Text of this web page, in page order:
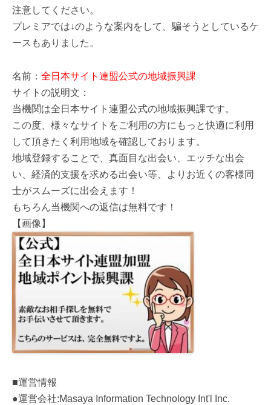
注意してください。
プレミアでは↓のような案内をして、騙そうとしているケ
ースもありました。
名前： 全日本サイト連盟公式の地域振興課
サイトの説明文：
当機関は全日本サイト連盟公式の地域振興課です。
この度、様々なサイトをご利用の方にもっと快適に利用
して頂きたく利用地域を確認しております。
地域登録することで、真面目な出会い、エッチな出会
い、経済的支援を求める出会い等、よりお近くの客様同
士がスムーズに出会えます！
もちろん当機関への返信は無料です！
【画像】
■運営情報
●運営会社:Masaya Information Technology Int'l Inc.